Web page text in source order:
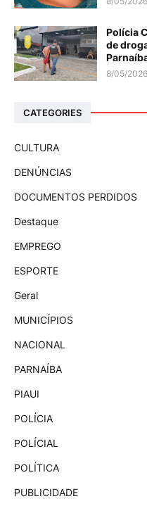
Polícia
de
8/05/
CATEGORIES
CULTURA
DENÚNCIAS
DOCUMENTOS PERDIDOS
Destaque
EMPREGO
ESPORTE
Geral
MUNICÍPIOS
NACIONAL
PARNAÍBA
PIAUI
POLÍCIA
POLÍCIAL
POLÍTICA
PUBLICIDADE